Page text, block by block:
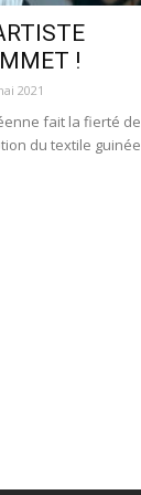
!
2021
fait la fierté
du textile